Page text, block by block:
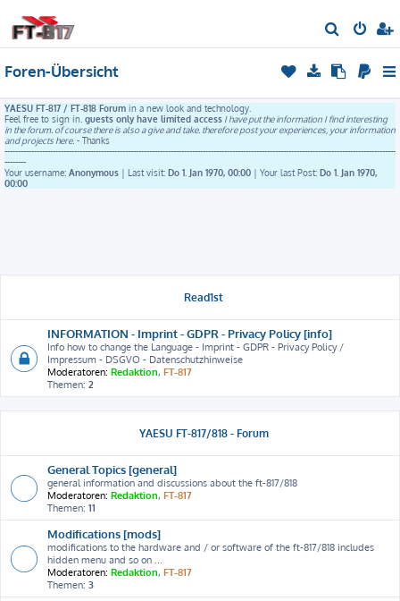
u
c
e
Foren-Übersicht
YAESU FT-817 / FT-818 Forum in a new look and technology.
Feel free to sign in. guests only have limited access I have put the information I find interesting
in the forum. of course there is also a give and take. therefore post your experiences, your information
and projects here. - Thanks
--------------------------------------------------------------------------------------------------------------------------------------------------
--------
Your username: Anonymous | Last visit: Do 1. Jan 1970, 00:00 | Your last Post: Do 1. Jan 1970,
00:00
Read1st
INFORMATION - Imprint - GDPR - Privacy Policy [info]
Info how to change the Language - Imprint - GDPR - Privacy Policy /
Impressum - DSGVO - Datenschutzhinweise
Moderatoren: Redaktion, FT-817
Themen: 2
YAESU FT-817/818 - Forum
General Topics [general]
general information and discussions about the ft-817/818
Moderatoren: Redaktion, FT-817
Themen: 11
Modifications [mods]
modifications to the hardware and / or software of the ft-817/818 includes
hidden menu and so on ...
Moderatoren: Redaktion, FT-817
Themen: 3